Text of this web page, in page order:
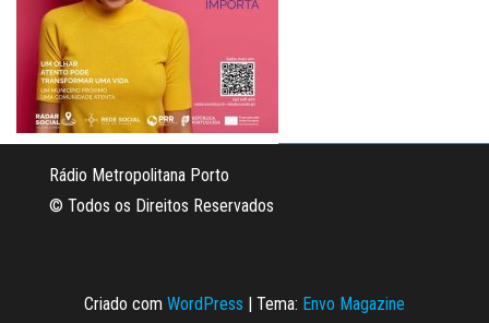
Rádio Metropolitana Porto
© Todos os Direitos Reservados
Criado com WordPress | Tema: Envo Magazine